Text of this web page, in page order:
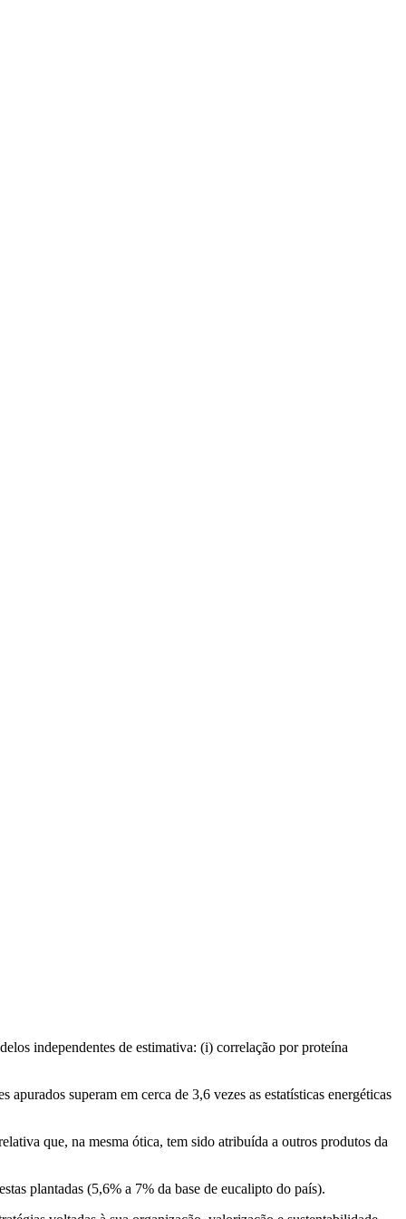
independentes de estimativa: (i) correlação por proteína
superam em cerca de 3,6 vezes as estatísticas energéticas
que, na mesma ótica, tem sido atribuída a outros produtos da
plantadas (5,6% a 7% da base de eucalipto do país).